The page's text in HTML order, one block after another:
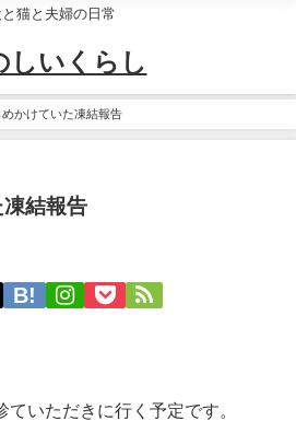
猫と夫婦の日常
しいくらし
めかけていた凍結報告
結報告
いただきに行く予定です。